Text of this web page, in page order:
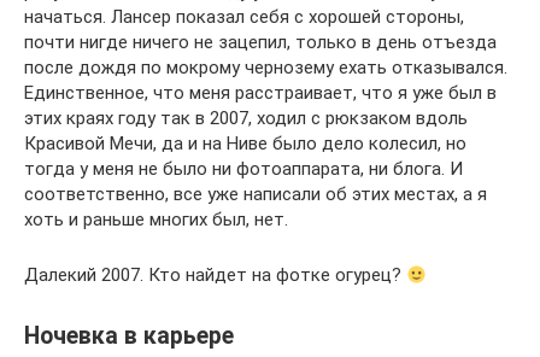
начаться. Лансер показал себя с хорошей стороны,
почти нигде ничего не зацепил, только в день отъезда
после дождя по мокрому чернозему ехать отказывался.
Единственное, что меня расстраивает, что я уже был в
этих краях году так в 2007, ходил с рюкзаком вдоль
Красивой Мечи, да и на Ниве было дело колесил, но
тогда у меня не было ни фотоаппарата, ни блога. И
соответственно, все уже написали об этих местах, а я
хоть и раньше многих был, нет.
Далекий 2007. Кто найдет на фотке огурец?
Ночевка в карьере